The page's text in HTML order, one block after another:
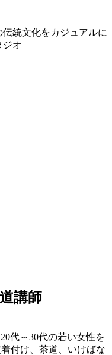
統文化をカジュアルに
ジオ
講師
代～30代の若い女性を
付け、茶道、いけばな